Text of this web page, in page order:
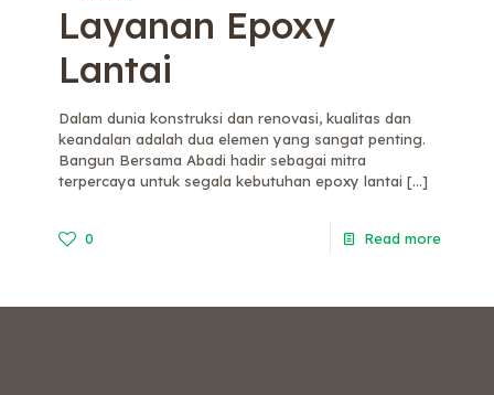
Layanan Epoxy
Lantai
Dalam dunia konstruksi dan renovasi, kualitas dan
keandalan adalah dua elemen yang sangat penting.
Bangun Bersama Abadi hadir sebagai mitra
terpercaya untuk segala kebutuhan epoxy lantai […]
0 Read more